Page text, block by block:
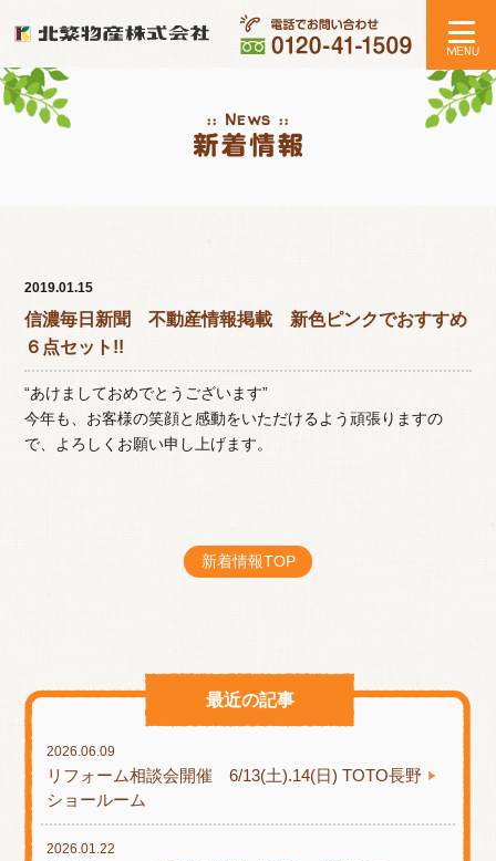
:: News ::
2019.01.15
信濃毎日新聞 不動産情報掲載 新色ピンクでおすすめ
６点セット!!
“あけましておめでとうございます”
今年も、お客様の笑顔と感動をいただけるよう頑張りますの
で、よろしくお願い申し上げます。
新着情報TOP
最近の記事
2026.06.09
リフォーム相談会開催 6/13(土).14(日) TOTO長野
ショールーム
2026.01.22